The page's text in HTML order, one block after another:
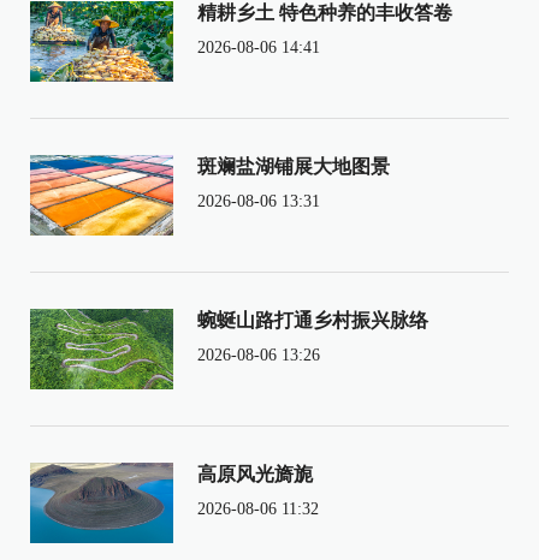
精耕乡土 特色种养的丰收答卷
2026-08-06 14:41
斑斓盐湖铺展大地图景
2026-08-06 13:31
蜿蜒山路打通乡村振兴脉络
2026-08-06 13:26
高原风光旖旎
2026-08-06 11:32